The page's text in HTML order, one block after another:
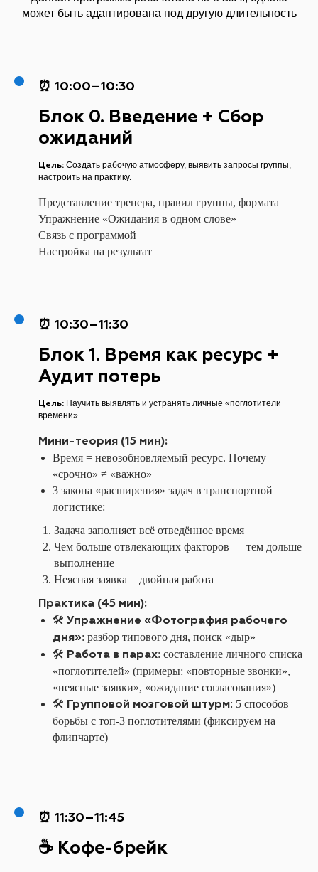
может быть адаптирована под другую длительность
⏰ 10:00–10:30
Блок 0. Введение + Сбор
ожиданий
Цель: Создать рабочую атмосферу, выявить запросы группы,
настроить на практику.
Представление тренера, правил группы, формата
Упражнение «Ожидания в одном слове»
Связь с программой
Настройка на результат
⏰ 10:30–11:30
Блок 1. Время как ресурс +
Аудит потерь
Цель: Научить выявлять и устранять личные «поглотители
времени».
Мини-теория (15 мин):
Время = невозобновляемый ресурс. Почему
«срочно» ≠ «важно»
3 закона «расширения» задач в транспортной
логистике:
Задача заполняет всё отведённое время
Чем больше отвлекающих факторов — тем дольше
выполнение
Неясная заявка = двойная работа
Практика (45 мин):
🛠️ Упражнение «Фотография рабочего
дня»: разбор типового дня, поиск «дыр»
🛠️ Работа в парах: составление личного списка
«поглотителей» (примеры: «повторные звонки»,
«неясные заявки», «ожидание согласования»)
🛠️ Групповой мозговой штурм: 5 способов
борьбы с топ-3 поглотителями (фиксируем на
флипчарте)
⏰ 11:30–11:45
☕ Кофе-брейк